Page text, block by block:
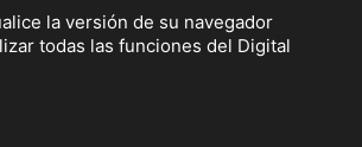
la versión de su navegador
todas las funciones del Digital